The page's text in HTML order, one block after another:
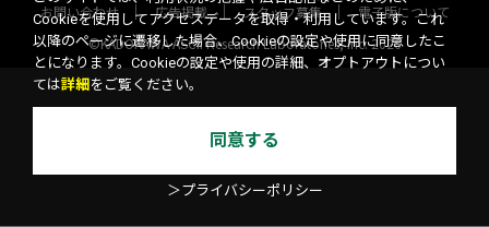
お問い合わせ
広告掲載 スタッフ募集
電子版について
©KADOKAWA ASCII Research Laboratories, Inc. 2026
Cookieを使用してアクセスデータを取得・利用しています。これ
以降のページに遷移した場合、Cookieの設定や使用に同意したこ
とになります。Cookieの設定や使用の詳細、オプトアウトについ
ては詳細 をご覧ください。
同意する
＞プライバシーポリシー